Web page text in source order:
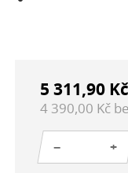
5 311,90 Kč
4 390,00 Kč
− +